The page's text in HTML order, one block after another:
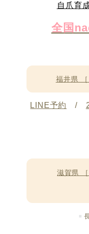
自爪育
全国
福井県
LINE予約 /
滋賀県